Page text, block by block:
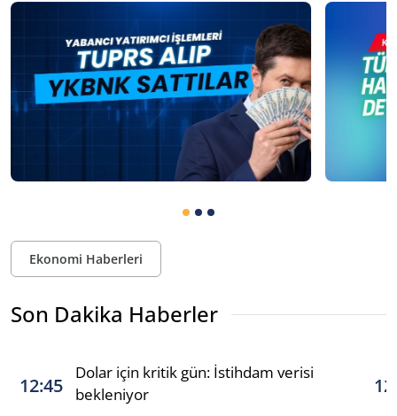
Ekonomi Haberleri
Son Dakika Haberler
12:45
Dolar için kritik gün: İstihdam verisi
bekleniyor